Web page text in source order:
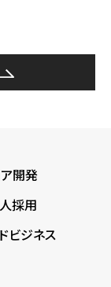
開発
採用
ビジネス